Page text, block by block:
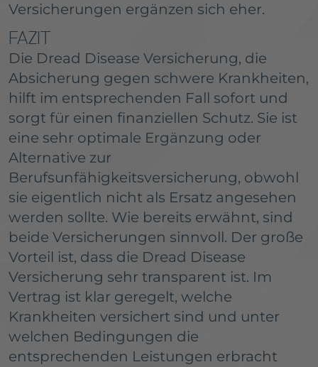
Versicherungen ergänzen sich eher.
FAZIT
Die Dread Disease Versicherung, die
Absicherung gegen schwere Krankheiten,
hilft im entsprechenden Fall sofort und
sorgt für einen finanziellen Schutz. Sie ist
eine sehr optimale Ergänzung oder
Alternative zur
Berufsunfähigkeitsversicherung, obwohl
sie eigentlich nicht als Ersatz angesehen
werden sollte. Wie bereits erwähnt, sind
beide Versicherungen sinnvoll. Der große
Vorteil ist, dass die Dread Disease
Versicherung sehr transparent ist. Im
Vertrag ist klar geregelt, welche
Krankheiten versichert sind und unter
welchen Bedingungen die
entsprechenden Leistungen erbracht